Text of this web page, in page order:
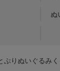
ぬ
りぬいぐるみ